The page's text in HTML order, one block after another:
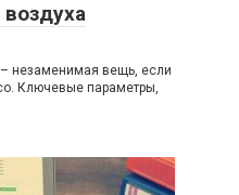
незаменимая вещь, если
Ключевые параметры,